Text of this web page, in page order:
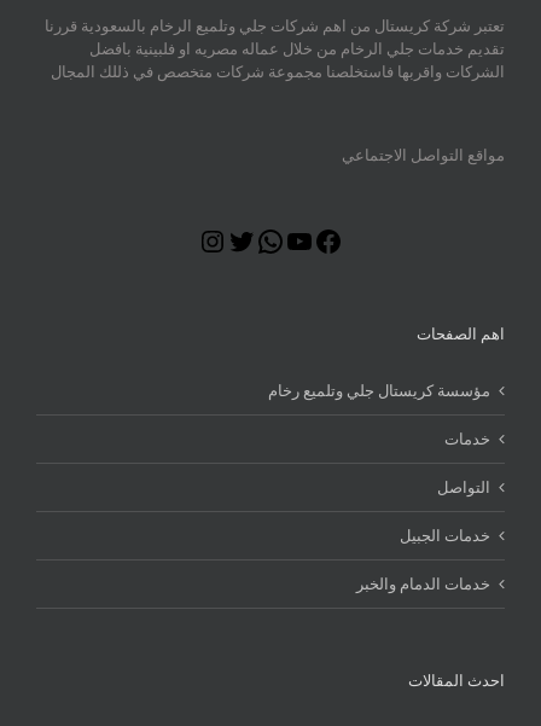
تعتبر شركة كريستال من اهم شركات جلي وتلميع الرخام بالسعودية قررنا
تقديم خدمات جلي الرخام من خلال عماله مصريه او فلبينية بافضل
الشركات واقربها فاستخلصنا مجموعة شركات متخصص في ذللك المجال
مواقع التواصل الاجتماعي
Facebook
YouTube
WhatsApp
Twitter
اهم الصفحات
مؤسسة كريستال جلي وتلميع رخام
خدمات
التواصل
خدمات الجبيل
خدمات الدمام والخبر
احدث المقالات